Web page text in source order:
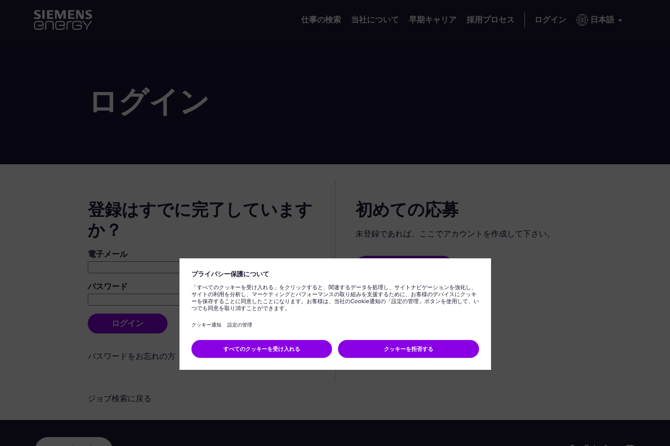
仕事の検索 当社について 早期キャリア 採用プロセス ログイン 日本語
ログイン
登録はすでに完了しています
か？
ログイン：ユーザーとパスワード
電子メール
パスワード
ログイン
パスワードをお忘れの方
初めての応募
未登録であれば、ここでアカウントを作成して下さい。
ジョブ検索に戻る